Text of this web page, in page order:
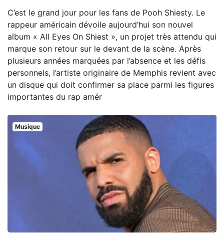
C’est le grand jour pour les fans de Pooh Shiesty. Le
rappeur américain dévoile aujourd’hui son nouvel
album « All Eyes On Shiest », un projet très attendu qui
marque son retour sur le devant de la scène. Après
plusieurs années marquées par l’absence et les défis
personnels, l’artiste originaire de Memphis revient avec
un disque qui doit confirmer sa place parmi les figures
importantes du rap amér
Musique